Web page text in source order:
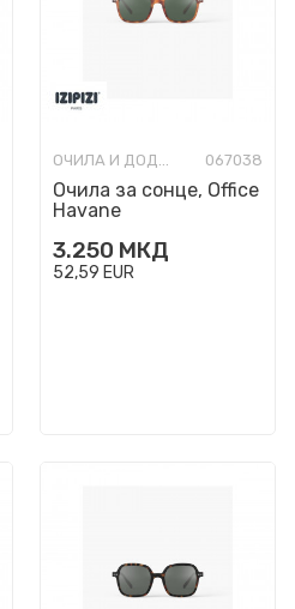
ОЧИЛА И ДОДАТОЦИ 067038
Очила за сонце, Office
Havane
3.250 МКД
52,59 EUR